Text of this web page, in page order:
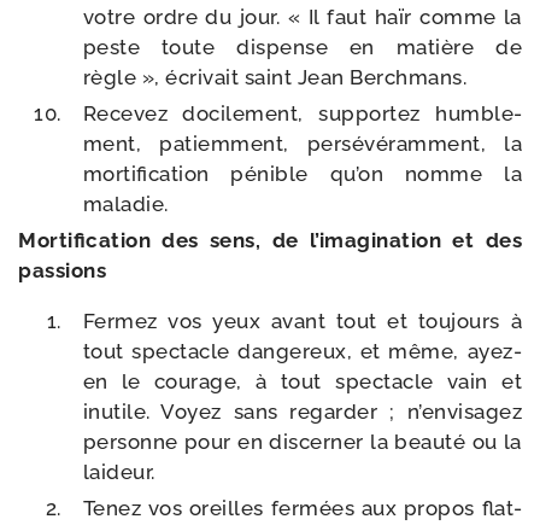
votre ordre du jour. « Il faut haïr comme la
peste toute dis­pense en matière de
règle », écri­vait saint Jean Berchmans.
Recevez doci­le­ment, sup­por­tez hum­ble­
ment, patiem­ment, per­sé­vé­ram­ment, la
mor­ti­fi­ca­tion pénible qu’on nomme la
maladie.
Mortification des sens, de l’i­ma­gi­na­tion et des
passions
Fermez vos yeux avant tout et tou­jours à
tout spec­tacle dan­ge­reux, et même, ayez-​
en le cou­rage, à tout spec­tacle vain et
inutile. Voyez sans regar­der ; n’en­vi­sa­gez
per­sonne pour en dis­cer­ner la beau­té ou la
laideur.
Tenez vos oreilles fer­mées aux pro­pos flat­